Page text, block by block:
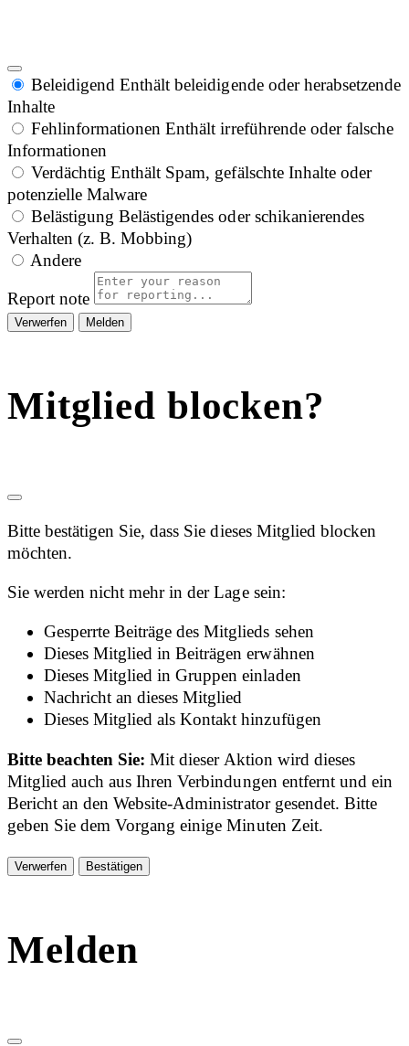
Beleidigend Enthält beleidigende oder herabsetzende
Inhalte
Fehlinformationen Enthält irreführende oder falsche
Informationen
Verdächtig Enthält Spam, gefälschte Inhalte oder
potenzielle Malware
Belästigung Belästigendes oder schikanierendes
Verhalten (z. B. Mobbing)
Andere
Report note
Melden
Mitglied blocken?
Bitte bestätigen Sie, dass Sie dieses Mitglied blocken
möchten.
Sie werden nicht mehr in der Lage sein:
Gesperrte Beiträge des Mitglieds sehen
Dieses Mitglied in Beiträgen erwähnen
Dieses Mitglied in Gruppen einladen
Nachricht an dieses Mitglied
Dieses Mitglied als Kontakt hinzufügen
Bitte beachten Sie:Mit dieser Aktion wird dieses
Mitglied auch aus Ihren Verbindungen entfernt und ein
Bericht an den Website-Administrator gesendet. Bitte
geben Sie dem Vorgang einige Minuten Zeit.
Bestätigen
Melden